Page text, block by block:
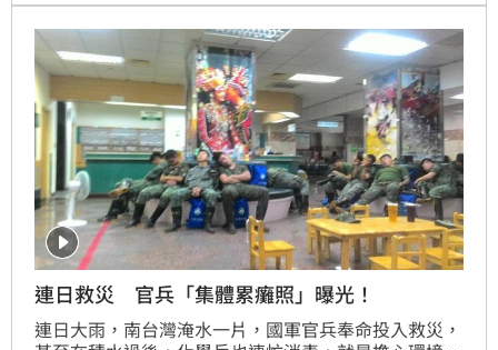
連日救災 官兵「集體累癱照」曝光！
連日大雨，南台灣淹水一片，國軍官兵奉命投入救災，